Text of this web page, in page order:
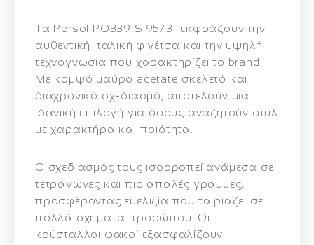
Τα Persol PO3391S 95/31 εκφράζουν την
αυθεντική ιταλική φινέτσα και την υψηλή
τεχνογνωσία που χαρακτηρίζει το brand.
Με κομψό μαύρο acetate σκελετό και
διαχρονικό σχεδιασμό, αποτελούν μια
ιδανική επιλογή για όσους αναζητούν στυλ
με χαρακτήρα και ποιότητα.
Ο σχεδιασμός τους ισορροπεί ανάμεσα σε
τετράγωνες και πιο απαλές γραμμές,
προσφέροντας ευελιξία που ταιριάζει σε
πολλά σχήματα προσώπου. Οι
κρύσταλλοι φακοί εξασφαλίζουν